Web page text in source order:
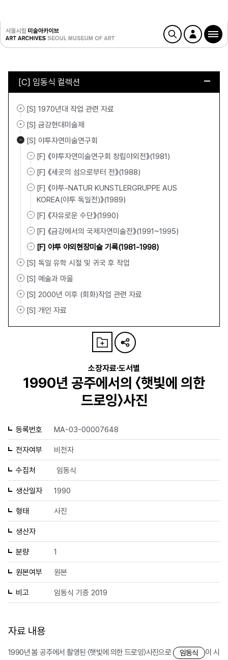
[C] 임동식 컬렉션
[S] 1970년대 작업 관련 자료
[S] 금강현대미술제
[S] 야투자연미술연구회
[F] 《야투자연미술연구회 창립야외전》(1981)
[F] 《세곳의 섬으로부터 전》(1988)
[F] 《야투-NATUR KUNSTLERGRUPPE AUS
KOREA(야투 독일전)》(1989)
[F] 《자유로운 수단》(1990)
[F] 《금강에서의 국제자연미술전》(1991~1995)
[F] 야투 야외현장미술 기록(1981-1998)
[S] 독일 유학 시절 및 귀국 후 작업
[S] 예술과 마을
[S] 2000년 이후 (회화)작업 관련 자료
[S] 개인 자료
소장자료·도서별
1990년 공주에서의 〈햇빛에 의한
드로잉〉사진
등록번호 MA-03-00007648
전자여부 비전자
수집처 임동식
생산일자 1990
형태 사진
생산자
분량 1
원본여부 원본
비고 임동식 기증 2019
자료 내용
1990년 봄 공주에서 촬영된 〈햇빛에 의한 드로잉〉사진으로 임동식
이 시